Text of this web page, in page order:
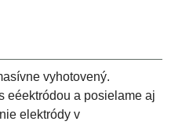
vyhotovený.
eéektródou a posielame aj
elektródy v